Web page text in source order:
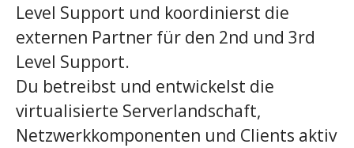
Level Support und koordinierst die
externen Partner für den 2nd und 3rd
Level Support.
Du betreibst und entwickelst die
virtualisierte Serverlandschaft,
Netzwerkkomponenten und Clients aktiv